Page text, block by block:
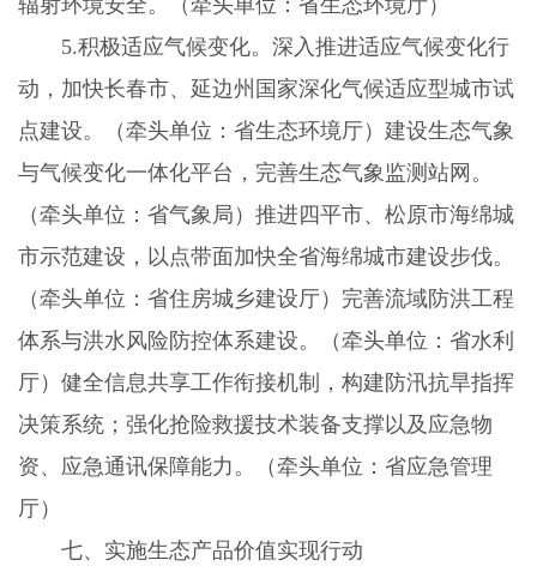
5.积极适应气候变化。深入推进适应气候变化行
动，加快长春市、延边州国家深化气候适应型城市试
点建设。（牵头单位：省生态环境厅）建设生态气象
与气候变化一体化平台，完善生态气象监测站网。
（牵头单位：省气象局）推进四平市、松原市海绵城
市示范建设，以点带面加快全省海绵城市建设步伐。
（牵头单位：省住房城乡建设厅）完善流域防洪工程
体系与洪水风险防控体系建设。（牵头单位：省水利
厅）健全信息共享工作衔接机制，构建防汛抗旱指挥
决策系统；强化抢险救援技术装备支撑以及应急物
资、应急通讯保障能力。（牵头单位：省应急管理
厅）
七、实施生态产品价值实现行动